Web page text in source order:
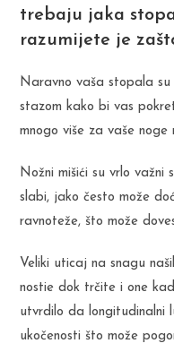
trebaju jaka
razumijete je
Naravno vaša stopala
stazom kako bi vas
mnogo više za vaše noge
Nožni mišići su vrlo važni
slabi, jako često može
ravnoteže, što može
Veliki uticaj na snagu
nostie dok trčite i one
utvrdilo da longitudinalni
ukočenosti što može